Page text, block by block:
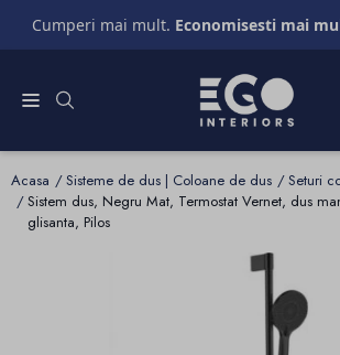
Cumperi mai mult. Economisesti mai
Acasa Sisteme de dus | Coloane de dus
Seturi
Sistem dus, Negru Mat, Termostat Vernet, dus
glisanta, Pilos